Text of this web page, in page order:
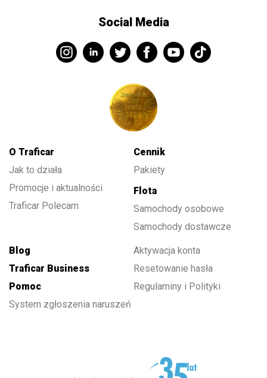
Social Media
O Traficar
Jak to działa
Promocje i aktualności
Traficar Polecam
Cennik
Pakiety
Flota
Samochody osobowe
Samochody dostawcze
Blog
Traficar Business
Pomoc
System zgłoszenia naruszeń
Aktywacja konta
Resetowanie hasła
Regulaminy i Polityki